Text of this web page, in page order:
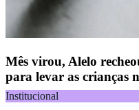
Mês virou, Alelo
para levar as crianças
Institucional